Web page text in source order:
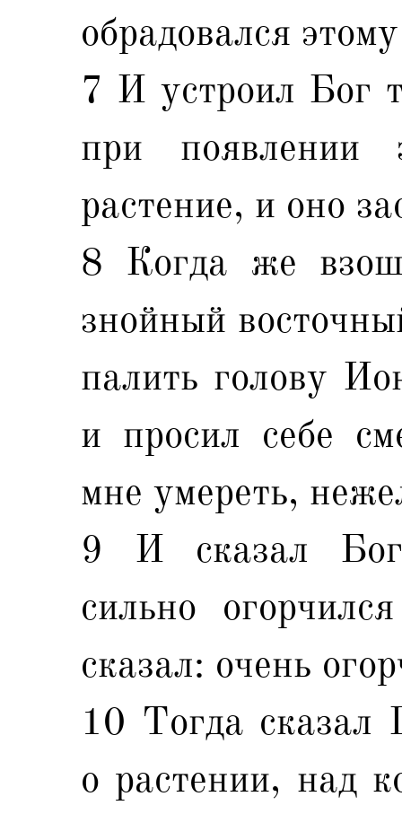
обрадовался
7 И устроил Бог
при появлении
растение, и оно
8 Когда же
знойный
палить голову
и просил себе
мне умереть,
9 И сказал
сильно
сказал: очень
10 Тогда сказал
о растении, над